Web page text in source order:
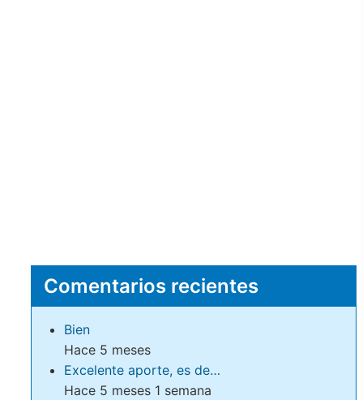
Comentarios recientes
Bien
Hace 5 meses
Excelente aporte, es de…
Hace 5 meses 1 semana